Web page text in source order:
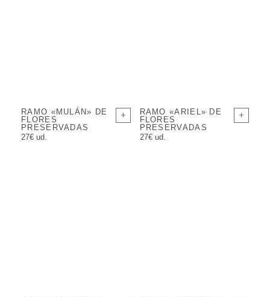
RAMO «MULÁN» DE
FLORES
PRESERVADAS
27€ ud.
RAMO «ARIEL» DE
FLORES
PRESERVADAS
27€ ud.